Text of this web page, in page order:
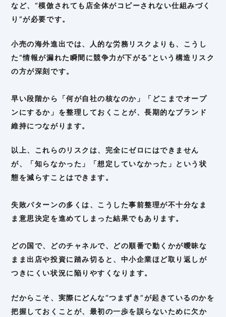
など、“模倣されても店全体がコピーされない仕組みづく
り”が必要です。
小売の海外進出では、人的な労務リスクよりも、こうし
た“情報が漏れた瞬間に競争力が下がる”という構造リスク
の方が深刻です。
早い段階から「何が自社の核なのか」「どこまでオープ
ンにするか」を整理しておくことが、長期的なブランド
維持につながります。
以上、これらのリスクは、完全にゼロにはできません
が、「知らなかった」「想定していなかった」という状
態を減らすことはできます。
失敗パターンの多くは、こうした事前整理が不十分なま
ま意思決定を進めてしまった結果でもあります。
どの国で、どのチャネルで、どの順番で動くかが曖昧な
まま出店や投資に踏み切ると、中小企業ほど取り返しが
つきにくい状況に陥りやすくなります。
だからこそ、実際にどんな“つまずき”が起きているのかを
把握しておくことが、最初の一歩を誤らないために欠か